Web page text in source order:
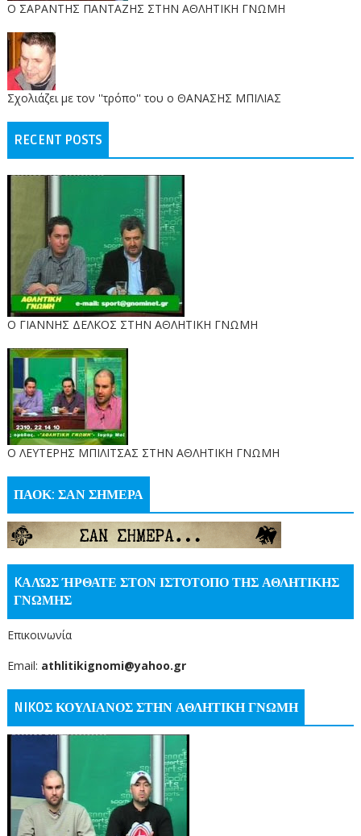
O ΣΑΡΑΝΤΗΣ ΠΑΝΤΑΖΗΣ ΣΤΗΝ ΑΘΛΗΤΙΚΗ ΓΝΩΜΗ
Σχολιάζει με τον ''τρόπο'' του ο ΘΑΝΑΣΗΣ ΜΠΙΛΙΑΣ
RECENT POSTS
Ο ΓΙΑΝΝΗΣ ΔΕΛΚΟΣ ΣΤΗΝ ΑΘΛΗΤΙΚΗ ΓΝΩΜΗ
O ΛΕΥΤΕΡΗΣ ΜΠΙΛΙΤΣΑΣ ΣΤΗΝ ΑΘΛΗΤΙΚΗ ΓΝΩΜΗ
ΠΑΟΚ: ΣΑΝ ΣΗΜΕΡΑ
KΑΛΏΣ ΉΡΘΑΤΕ ΣΤΟΝ ΙΣΤΌΤΟΠΟ ΤΗΣ ΑΘΛΗΤΙΚΗΣ
ΓΝΩΜΗΣ
Επικοινωνία
Email: athlitikignomi@yahoo.gr
NIKOΣ ΚΟΥΛΙΑΝΟΣ ΣΤΗΝ ΑΘΛΗΤΙΚΗ ΓΝΩΜΗ